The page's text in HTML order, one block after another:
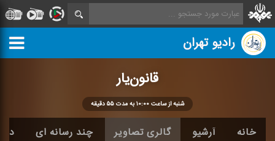
رادیو تهران
قانون‌یار
شنبه از ساعت ۱۰:۰۰ به مدت ۵۵ دقیقه
خانه آرشیو گالری تصاویر چند رسانه ای